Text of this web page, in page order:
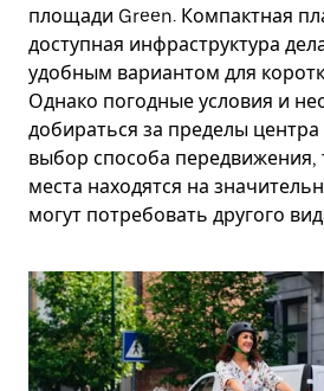
площади Green. Компактная
доступная инфраструктура
удобным вариантом для
Однако погодные условия и
добираться за пределы
выбор способа передвижения,
места находятся на
могут потребовать другого